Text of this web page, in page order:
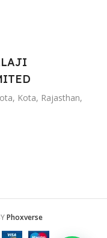
Kota, Rajasthan,
Phoxverse